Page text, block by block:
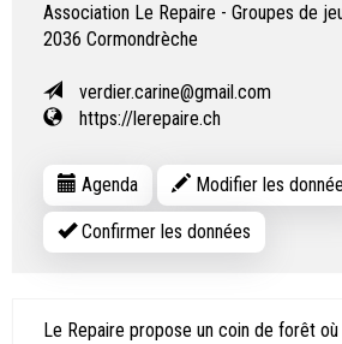
Association Le Repaire - Groupes de
2036 Cormondrèche
verdier.carine@gmail.com
https://lerepaire.ch
Agenda Modifier les
Confirmer les données
Le Repaire propose un coin de forêt